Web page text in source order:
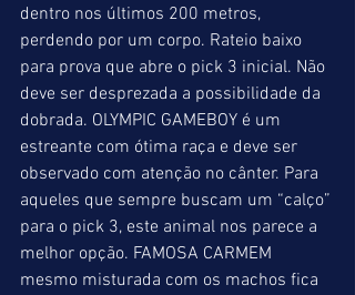
dentro nos últimos 200 metros,
perdendo por um corpo. Rateio baixo
para prova que abre o pick 3 inicial. Não
deve ser desprezada a possibilidade da
dobrada. OLYMPIC GAMEBOY é um
estreante com ótima raça e deve ser
observado com atenção no cânter. Para
aqueles que sempre buscam um “calço”
para o pick 3, este animal nos parece a
melhor opção. FAMOSA CARMEM
mesmo misturada com os machos fica